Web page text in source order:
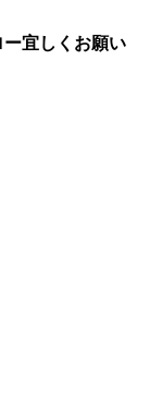
宜しくお願い